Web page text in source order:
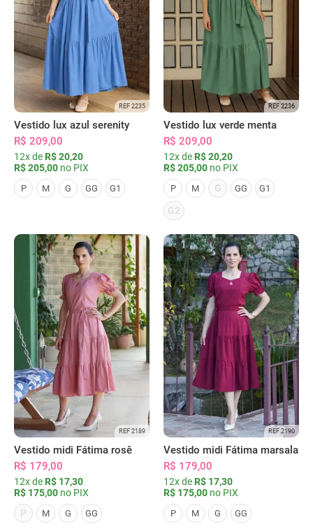
REF 2235
Vestido lux azul serenity
R$ 209,00
12x de R$ 20,20
R$ 205,00 no PIX
P M G GG G1
REF 2236
Vestido lux verde menta
R$ 209,00
12x de R$ 20,20
R$ 205,00 no PIX
P M G GG G1
G2
REF 2189
Vestido midi Fátima rosê
R$ 179,00
12x de R$ 17,30
R$ 175,00 no PIX
P
M G GG
REF 2190
Vestido midi Fátima marsala
R$ 179,00
12x de R$ 17,30
R$ 175,00 no PIX
P M G GG